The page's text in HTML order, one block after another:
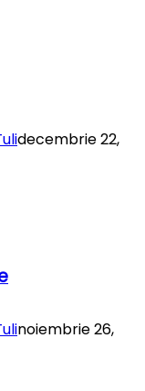
decembrie 22,
noiembrie 26,